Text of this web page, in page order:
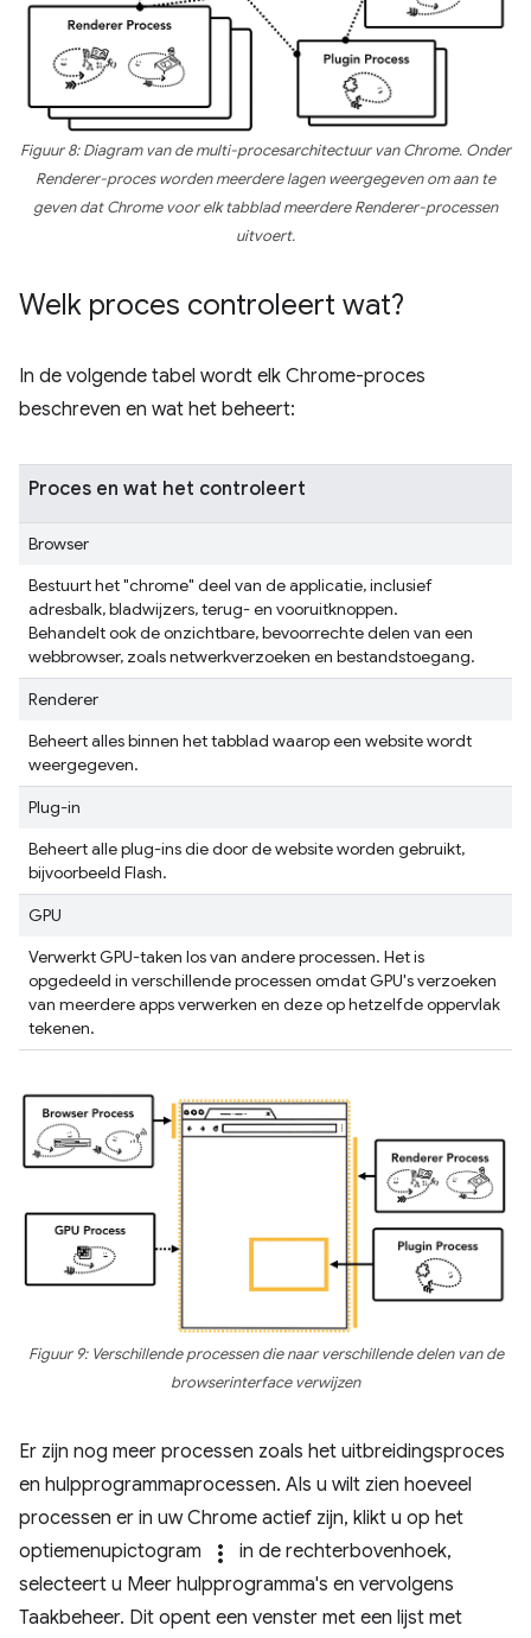
Figuur 8: Diagram van de multi-procesarchitectuur van Chrome. Onder
Renderer-proces worden meerdere lagen weergegeven om aan te
geven dat Chrome voor elk tabblad meerdere Renderer-processen
uitvoert.
Welk proces controleert wat?
In de volgende tabel wordt elk Chrome-proces
beschreven en wat het beheert:
Proces en wat het controleert
Browser
Bestuurt het "chrome" deel van de applicatie, inclusief
adresbalk, bladwijzers, terug- en vooruitknoppen.
Behandelt ook de onzichtbare, bevoorrechte delen van een
webbrowser, zoals netwerkverzoeken en bestandstoegang.
Renderer
Beheert alles binnen het tabblad waarop een website wordt
weergegeven.
Plug-in
Beheert alle plug-ins die door de website worden gebruikt,
bijvoorbeeld Flash.
GPU
Verwerkt GPU-taken los van andere processen. Het is
opgedeeld in verschillende processen omdat GPU's verzoeken
van meerdere apps verwerken en deze op hetzelfde oppervlak
tekenen.
Figuur 9: Verschillende processen die naar verschillende delen van de
browserinterface verwijzen
Er zijn nog meer processen zoals het uitbreidingsproces
en hulpprogrammaprocessen. Als u wilt zien hoeveel
processen er in uw Chrome actief zijn, klikt u op het
optiemenupictogram
more_vert
in de rechterbovenhoek,
selecteert u Meer hulpprogramma's en vervolgens
Taakbeheer. Dit opent een venster met een lijst met